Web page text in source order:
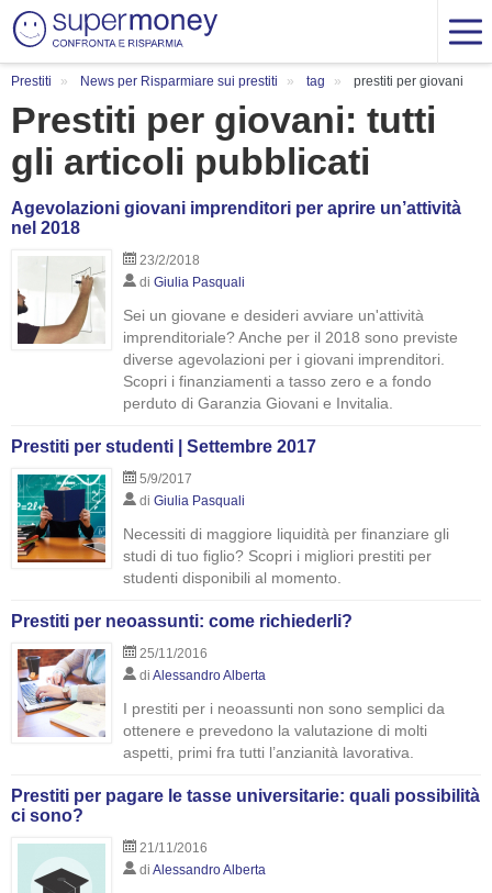
Prestiti News per Risparmiare sui prestiti tag prestiti per giovani
Prestiti per giovani: tutti
gli articoli pubblicati
Agevolazioni giovani imprenditori per aprire un’attività
nel 2018
23/2/2018
di Giulia Pasquali
Sei un giovane e desideri avviare un'attività
imprenditoriale? Anche per il 2018 sono previste
diverse agevolazioni per i giovani imprenditori.
Scopri i finanziamenti a tasso zero e a fondo
perduto di Garanzia Giovani e Invitalia.
Prestiti per studenti | Settembre 2017
5/9/2017
di Giulia Pasquali
Necessiti di maggiore liquidità per finanziare gli
studi di tuo figlio? Scopri i migliori prestiti per
studenti disponibili al momento.
Prestiti per neoassunti: come richiederli?
25/11/2016
di Alessandro Alberta
I prestiti per i neoassunti non sono semplici da
ottenere e prevedono la valutazione di molti
aspetti, primi fra tutti l’anzianità lavorativa.
Prestiti per pagare le tasse universitarie: quali possibilità
ci sono?
21/11/2016
di Alessandro Alberta